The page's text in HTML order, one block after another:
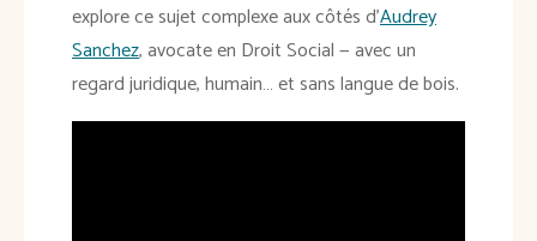
explore ce sujet complexe aux côtés d’Audrey
Sanchez, avocate en Droit Social — avec un
regard juridique, humain… et sans langue de bois.